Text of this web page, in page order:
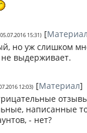
15:31) [Материал
но уж слишком
не выдерживает.
12:03) [Материал]
написанные
- нет?